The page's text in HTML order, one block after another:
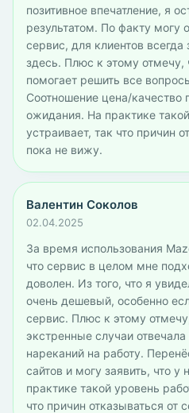
позитивное впечатление, я
результатом. По факту могу
сервис, для клиентов
здесь. Плюс к этому
помогает решить все
Соотношение цена/качество
ожидания. На практике
устраивает, так что причин
пока не вижу.
Валентин Соколов
02.04.2025
За время использования
что сервис в целом мне
доволен. Из того, что я
очень дешевый, особенно
сервис. Плюс к этому
экстренные случаи
нареканий на работу.
сайтов и могу заявить, что
практике такой уровень
что причин отказываться от